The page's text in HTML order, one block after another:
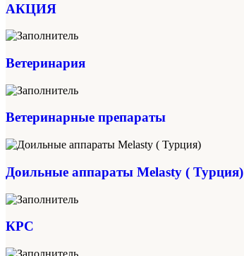
АКЦИЯ
Ветеринария
Ветеринарные препараты
Доильные аппараты Melasty ( Турция)
КРС